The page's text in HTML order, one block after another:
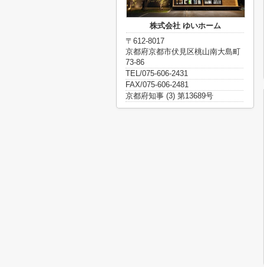
株式会社 ゆいホーム
〒612-8017
京都府京都市伏見区桃山南大島町
73-86
TEL/075-606-2431
FAX/075-606-2481
京都府知事 (3) 第13689号